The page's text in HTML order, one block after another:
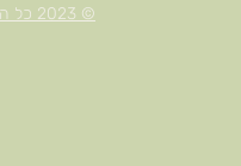
© 2023 כל הזכויות שמורות לBP-IL